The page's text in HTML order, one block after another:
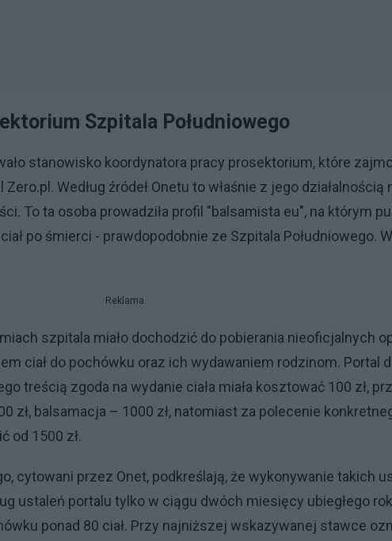
Szpitala Południowego
stanowisko koordynatora pracy prosektorium, które
Według źródeł Onetu to właśnie z jego działalnością
To ta osoba prowadziła profil "balsamista eu", na którym
po śmierci - prawdopodobnie ze Szpitala Południowego.
Reklama
szpitala miało dochodzić do pobierania nieoficjalnych
ciał do pochówku oraz ich wydawaniem rodzinom. Portal
treścią zgoda na wydanie ciała miała kosztować 100 zł,
zł, balsamacja – 1000 zł, natomiast za polecenie
od 1500 zł.
cytowani przez Onet, podkreślają, że wykonywanie takich
ustaleń portalu tylko w ciągu dwóch miesięcy ubiegłego
ponad 80 ciał. Przy najniższej wskazywanej stawce